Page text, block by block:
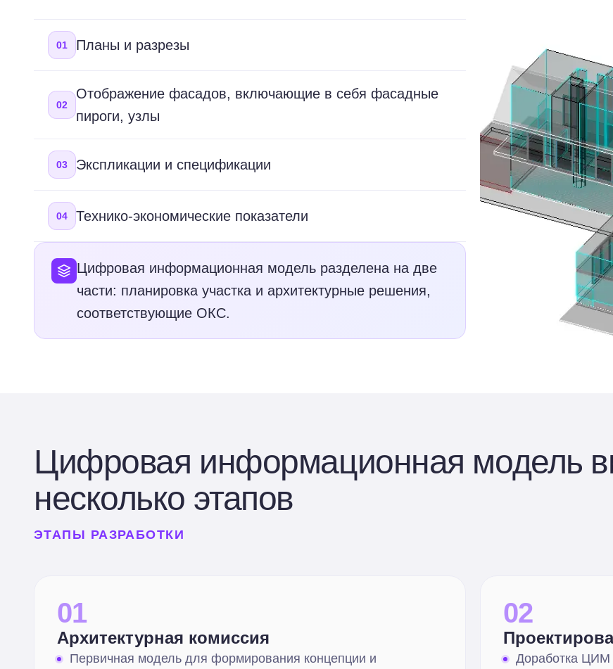
01 Планы и разрезы
02
Отображение фасадов, включающие в себя фасадные
пироги, узлы
03 Экспликации и спецификации
04 Технико-экономические показатели
Цифровая информационная модель разделена на две
части: планировка участка и архитектурные решения,
соответствующие ОКС.
Цифровая информационная модель
несколько этапов
ЭТАПЫ РАЗРАБОТКИ
01
Архитектурная комиссия
Первичная модель для формирования концепции и
02
Доработка ЦИМ